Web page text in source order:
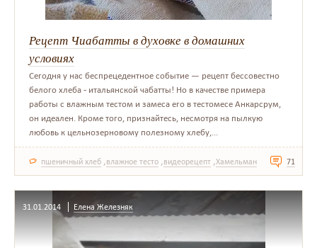
Рецепт Чиабатты в духовке в домашних
условиях
Сегодня у нас беспрецедентное событие — рецепт бессовестно
белого хлеба - итальянской чабатты! Но в качестве примера
работы с влажным тестом и замеса его в тестомесе Анкарсрум,
он идеален. Кроме того, признайтесь, несмотря на пылкую
любовь к цельнозерновому полезному хлебу,...
пшеничный хлеб ,влажное тесто ,видеорецепт ,Хамельман 71
31.01.2014 Елена Железняк